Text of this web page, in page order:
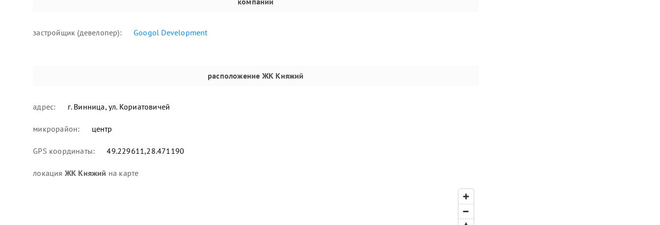
застройщик (девелопер): Googol Development
расположение ЖК Княжий
адрес: г. Винница, ул. Кориатовичей
микрорайон: центр
GPS координаты: 49.229611,28.471190
локация ЖК Княжий на карте